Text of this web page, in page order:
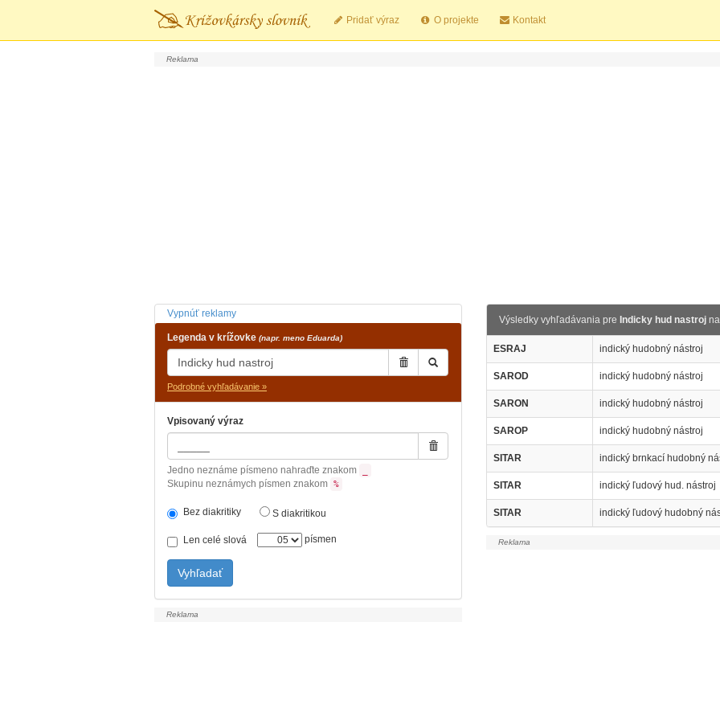
Pridať výraz O projekte Kontakt
Vypnúť reklamy
Legenda v krížovke (napr. meno Eduarda)
Podrobné vyhľadávanie »
Vpisovaný výraz
Jedno neznáme písmeno nahraďte znakom
Skupinu neznámych písmen znakom %
Bez diakritiky S diakritikou
Len celé slová písmen
Vyhľadať
Výsledky vyhľadávania pre Indicky hud nastrojna
ESRAJ indický hudobný nástroj
SAROD indický hudobný nástroj
SARON indický hudobný nástroj
SAROP indický hudobný nástroj
SITAR indický brnkací hudobný
SITAR indický ľudový hud. nástroj
SITAR indický ľudový hudobný